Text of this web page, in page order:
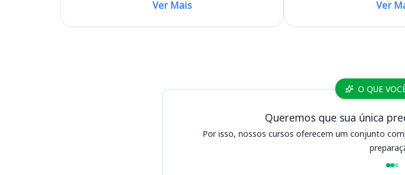
Ver Mais
Ver
O QUE
Queremos que sua única
Por isso, nossos cursos oferecem um conjunto